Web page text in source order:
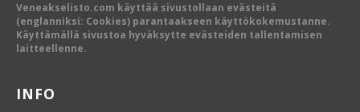
Veneakselisto.com käyttää sivustollaan evästeitä
(englanniksi: Cookies) parantaakseen käyttökokemustanne.
Käyttämällä sivustoa hyväksytte evästeiden tallentamisen
laitteellenne.
INFO